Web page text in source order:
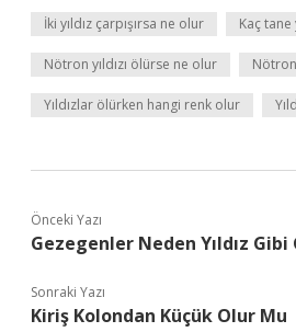
İki yıldız çarpışırsa ne olur Kaç tane
Nötron yıldızı ölürse ne olur
Yıldızlar ölürken hangi renk olur
Önceki Yazı
Gezegenler Neden Yıldız
Sonraki Yazı
Kiriş Kolondan Küçük Olur Mu